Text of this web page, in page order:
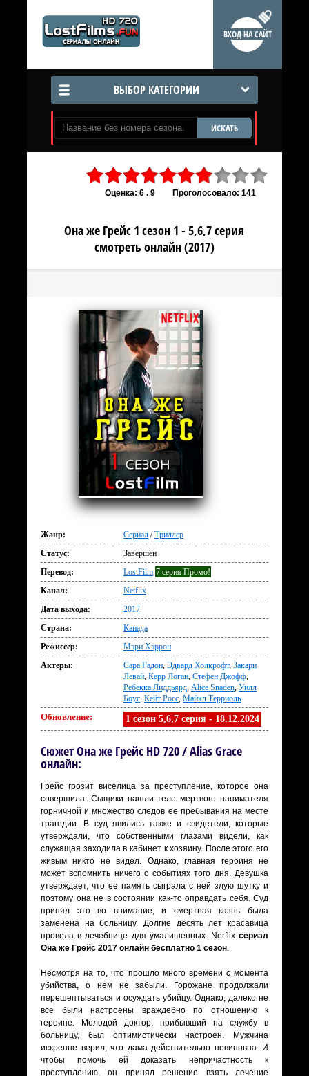
ВХОД НА САЙТ
ВЫБОР КАТЕГОРИИ
ИСКАТЬ
Оценка: 6 . 9 Проголосовало: 141
Она же Грейс 1 сезон 1 - 5,6,7 серия
смотреть онлайн (2017)
Жанр: Сериал /Триллер
Статус:
Завершен
Перевод:
LostFilm 7 серия Промо!
Канал:
Netflix
Дата выхода:
2017
Страна:
Канада
Режиссер:
Мэри Хэррон
Актеры:
Сара Гадон, Эдвард Холкрофт, Закари
Левай, Керр Логан, Стефен Джофф,
Ребекка Лиддьярд, Alice Snaden, Уилл
Боус, Кейт Росс, Майкл Терриоль
Обновление: 1 сезон 5,6,7 серия - 18.12.2024
Сюжет Она же Грейс HD 720 / Alias Grace
онлайн:
Грейс грозит виселица за преступление, которое она
совершила. Сыщики нашли тело мертвого нанимателя
горничной и множество следов ее пребывания на месте
трагедии. В суд явились также и свидетели, которые
утверждали, что собственными глазами видели, как
служащая заходила в кабинет к хозяину. После этого его
живым никто не видел. Однако, главная героиня не
может вспомнить ничего о событиях того дня. Девушка
утверждает, что ее память сыграла с ней злую шутку и
поэтому она не в состоянии как-то оправдать себя. Суд
принял это во внимание, и смертная казнь была
заменена на больницу. Долгие десять лет красавица
провела в лечебнице для умалишенных. Nerflix сериал
Она же Грейс 2017 онлайн бесплатно 1 сезон.
Несмотря на то, что прошло много времени с момента
убийства, о нем не забыли. Горожане продолжали
перешептываться и осуждать убийцу. Однако, далеко не
все были настроены враждебно по отношению к
героине. Молодой доктор, прибывший на службу в
больницу, был оптимистически настроен. Мужчина
искренне верил, что дама действительно невиновна. И
чтобы помочь ей доказать непричастность к
преступлению, он принял решение взять лечение